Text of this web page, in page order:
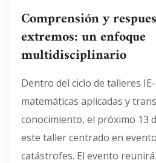
Comprensión y
extremos: un enfoque
multidisciplinario
Dentro del ciclo de talleres
matemáticas aplicadas y
conocimiento, el próximo 13
este taller centrado en
catástrofes. El evento